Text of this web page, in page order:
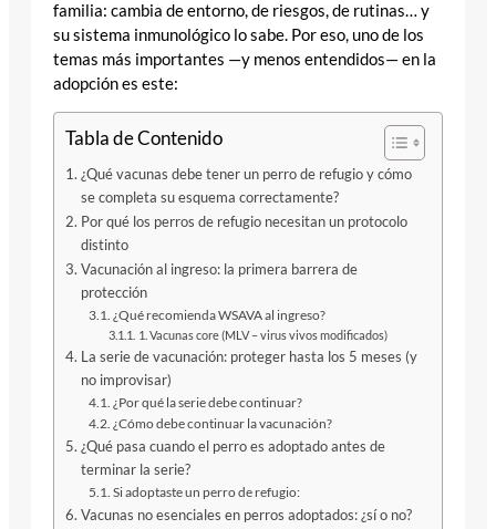
familia: cambia de entorno, de riesgos, de rutinas… y
su sistema inmunológico lo sabe. Por eso, uno de los
temas más importantes —y menos entendidos— en la
adopción es este:
Tabla de Contenido
¿Qué vacunas debe tener un perro de refugio y cómo
se completa su esquema correctamente?
Por qué los perros de refugio necesitan un protocolo
distinto
Vacunación al ingreso: la primera barrera de
protección
¿Qué recomienda WSAVA al ingreso?
1. Vacunas core (MLV – virus vivos modificados)
La serie de vacunación: proteger hasta los 5 meses (y
no improvisar)
¿Por qué la serie debe continuar?
¿Cómo debe continuar la vacunación?
¿Qué pasa cuando el perro es adoptado antes de
terminar la serie?
Si adoptaste un perro de refugio:
Vacunas no esenciales en perros adoptados: ¿sí o no?